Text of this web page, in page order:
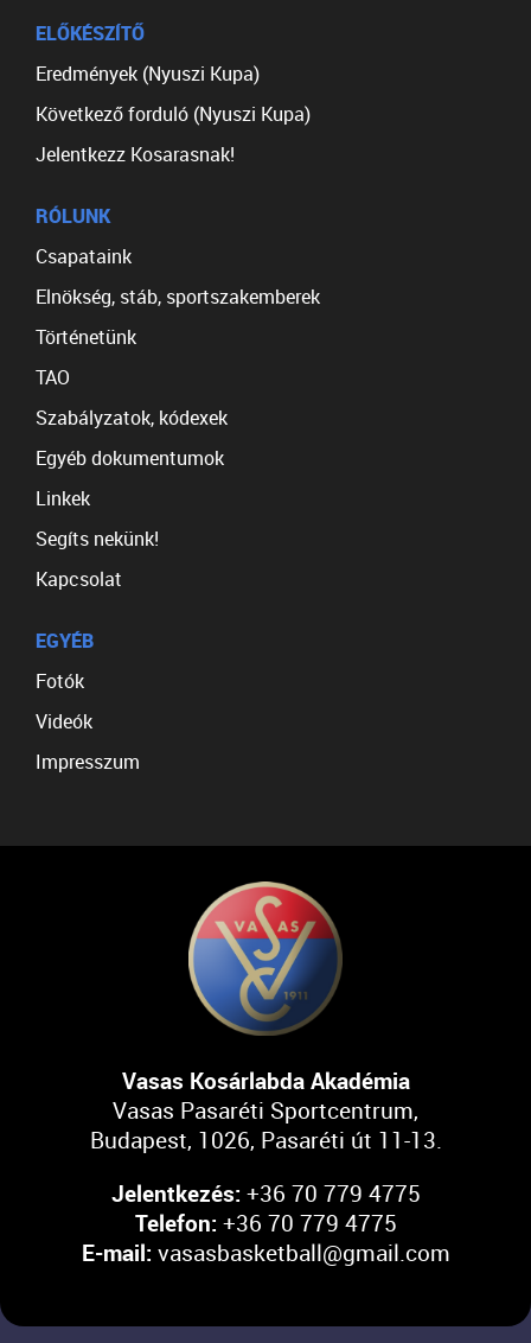
ELŐKÉSZÍTŐ
Eredmények (Nyuszi Kupa)
Következő forduló (Nyuszi Kupa)
Jelentkezz Kosarasnak!
RÓLUNK
Csapataink
Elnökség, stáb, sportszakemberek
Történetünk
TAO
Szabályzatok, kódexek
Egyéb dokumentumok
Linkek
Segíts nekünk!
Kapcsolat
EGYÉB
Fotók
Videók
Impresszum
Vasas Kosárlabda Akadémia
Vasas Pasaréti Sportcentrum,
Budapest, 1026, Pasaréti út 11-13.
Jelentkezés: +36 70 779 4775
Telefon: +36 70 779 4775
E-mail: vasasbasketball@gmail.com